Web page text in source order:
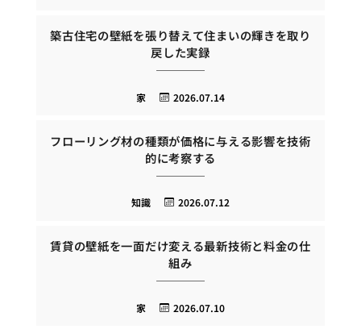
築古住宅の壁紙を張り替えて住まいの輝きを取り
戻した実録
2026.07.14
家
フローリング材の種類が価格に与える影響を技術
的に考察する
2026.07.12
知識
賃貸の壁紙を一面だけ変える最新技術と料金の仕
組み
2026.07.10
家